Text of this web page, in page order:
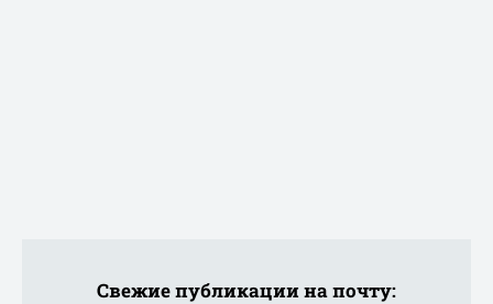
Свежие публикации на почту: